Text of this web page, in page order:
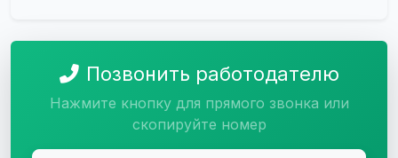
Позвонить работодателю
Нажмите кнопку для прямого звонка или
скопируйте номер